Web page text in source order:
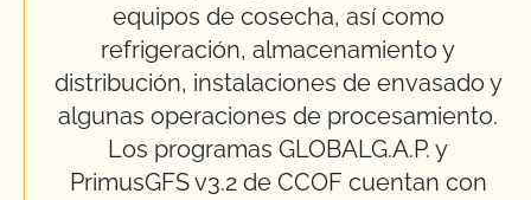
equipos de cosecha, así como
refrigeración, almacenamiento y
distribución, instalaciones de envasado y
algunas operaciones de procesamiento.
Los programas GLOBALG.A.P. y
PrimusGFS v3.2 de CCOF cuentan con